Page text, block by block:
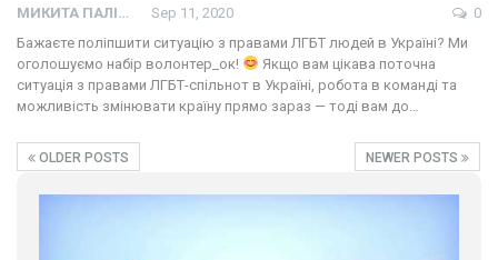
МИКИТА ПАЛІЙ Sep 11, 2020
0
Бажаєте поліпшити ситуацію з правами ЛГБТ людей в Україні? Ми
оголошуємо набір волонтер_ок!
Якщо вам цікава поточна
ситуація з правами ЛГБТ-спільнот в Україні, робота в команді та
можливість змінювати країну прямо зараз — тоді вам до…
OLDER POSTS NEWER POSTS